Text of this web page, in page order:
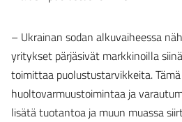
– Ukrainan sodan alkuvaiheessa
yritykset pärjäsivät markkinoilla
toimittaa puolustustarvikkeita.
huoltovarmuustoimintaa ja
lisätä tuotantoa ja muun muassa